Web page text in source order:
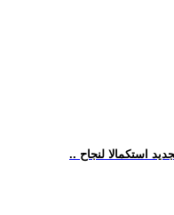
استكمالا لنجاح